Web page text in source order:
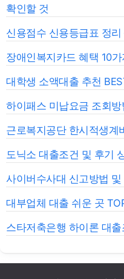
확인할 것
신용점수 신용등급표 정
장애인복지카드 혜택 10
대학생 소액대출 추천
하이패스 미납요금 조회
근로복지공단 한시적생계
도닉소 대출조건 및 후기
사이버수사대 신고방법
대부업체 대출 쉬운 곳
스타저축은행 하이론 대